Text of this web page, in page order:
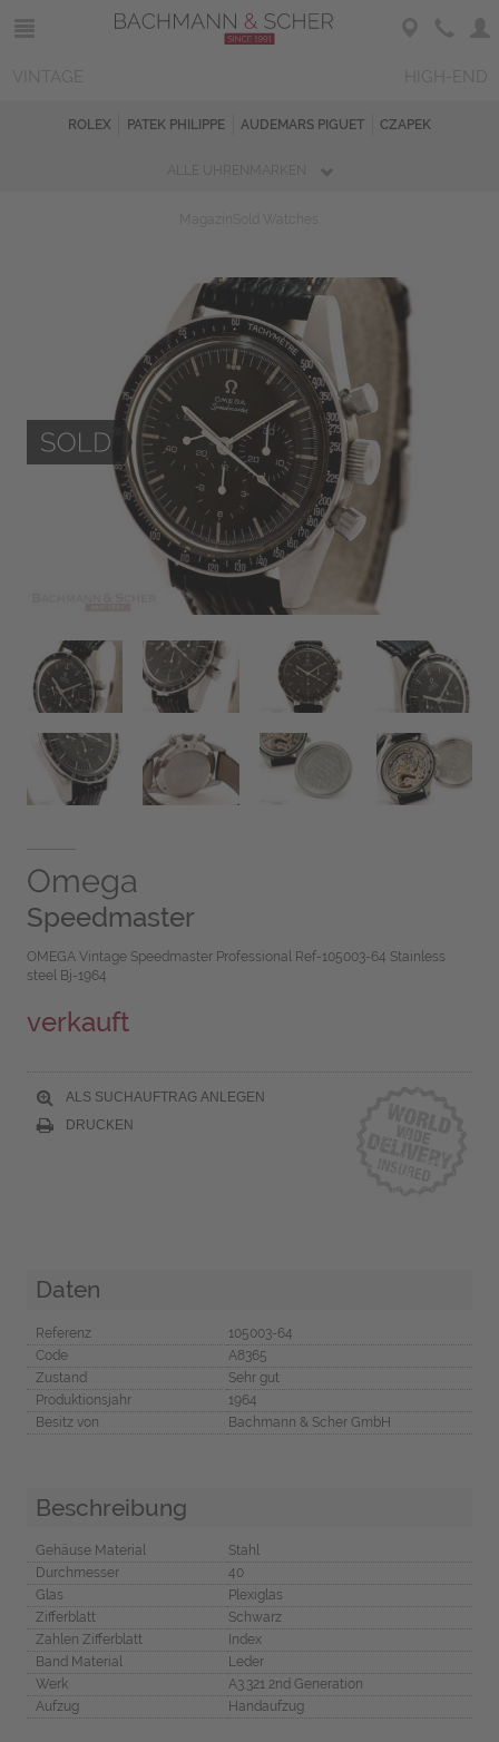
ROLEX PATEK PHILIPPE AUDEMARS PIGUET CZAPEK
Omega
Speedmaster
OMEGA Vintage Speedmaster Professional Ref-105003-64 Stainless
steel Bj-1964
verkauft
ALS SUCHAUFTRAG ANLEGEN
DRUCKEN
Daten
Referenz
105003-64
Code
A8365
Zustand
Sehr gut
Produktionsjahr
1964
Besitz von
Bachmann & Scher GmbH
Beschreibung
Gehäuse Material
Stahl
Durchmesser
40
Glas
Plexiglas
Zifferblatt
Schwarz
Zahlen Zifferblatt
Index
Band Material
Leder
Werk
A3.321 2nd Generation
Aufzug
Handaufzug